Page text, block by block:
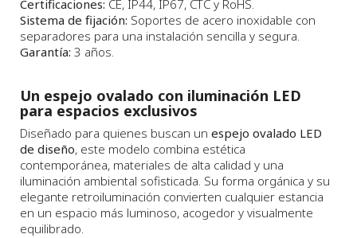
Certificaciones: CE, IP44, IP67, CTC y RoHS.
Sistema de fijación: Soportes de acero inoxidable con
separadores para una instalación sencilla y segura.
Garantía: 3 años.
Un espejo ovalado con iluminación LED
para espacios exclusivos
Diseñado para quienes buscan un espejo ovalado LED
de diseño, este modelo combina estética
contemporánea, materiales de alta calidad y una
iluminación ambiental sofisticada. Su forma orgánica y su
elegante retroiluminación convierten cualquier estancia
en un espacio más luminoso, acogedor y visualmente
equilibrado.